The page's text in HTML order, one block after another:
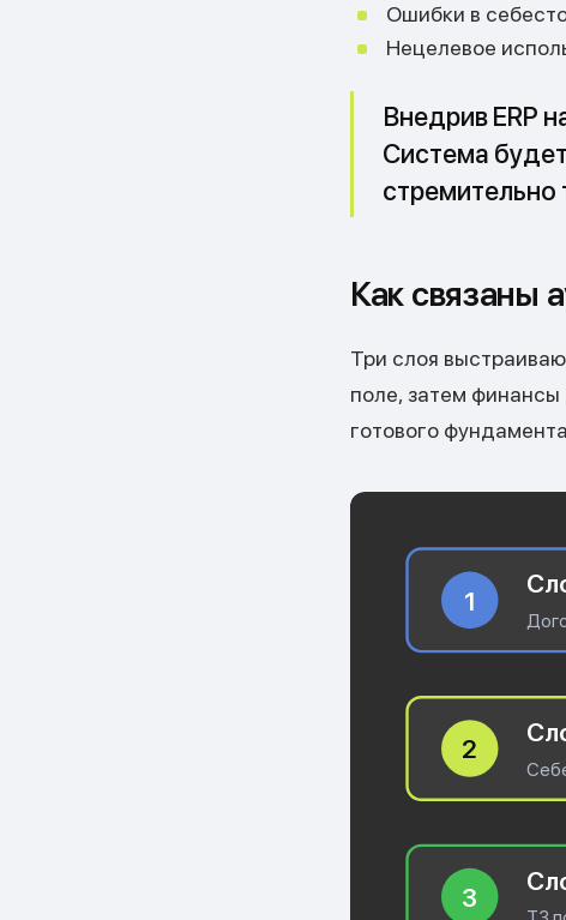
Ошибки в
Нецелевое
Внедрив ERP
Система
стремительно
Как связаны
Три слоя
поле, затем
готового
1
2
3